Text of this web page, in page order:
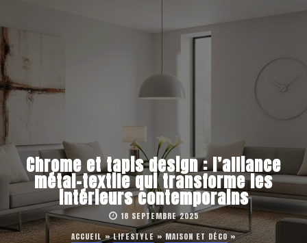
Chrome et tapis design : l’alliance
métal-textile qui transforme les
intérieurs contemporains
18 SEPTEMBRE 2025
ACCUEIL»LIFESTYLE»MAISON ET DÉCO»